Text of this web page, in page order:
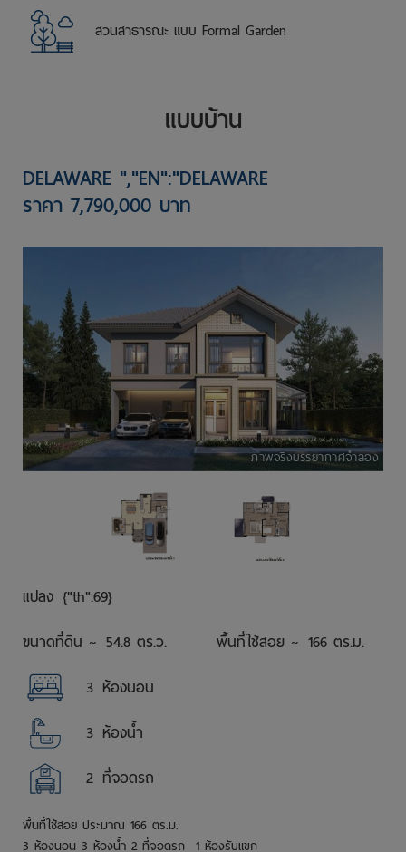
สวนสาธารณะ แบบ Formal Garden
แบบบ้าน
DELAWARE ","EN":"DELAWARE
ราคา 7,790,000 บาท
ภาพจริงบรรยากาศจำลอง
แปลง {"th":69}
ขนาดที่ดิน ~ 54.8 ตร.ว. พื้นที่ใช้สอย ~ 166 ตร.ม.
3 ห้องนอน
3 ห้องน้ำ
2 ที่จอดรถ
พื้นที่ใช้สอย ประมาณ 166 ตร.ม.
3 ห้องนอน 3 ห้องน้ำ 2 ที่จอดรถ 1 ห้องรับแขก